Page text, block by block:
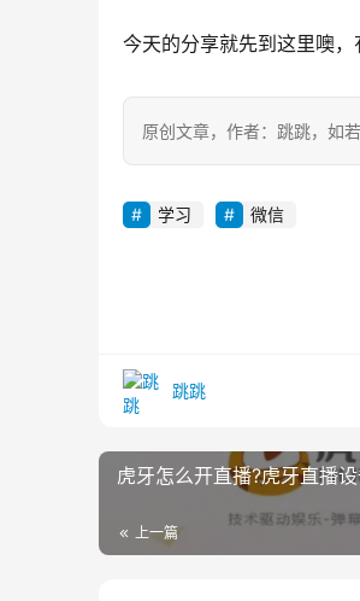
今天的分享就先到这里噢，
原创文章，作者：跳跳，如
学习 微信
跳跳
虎牙怎么开直播?虎牙直播
上一篇